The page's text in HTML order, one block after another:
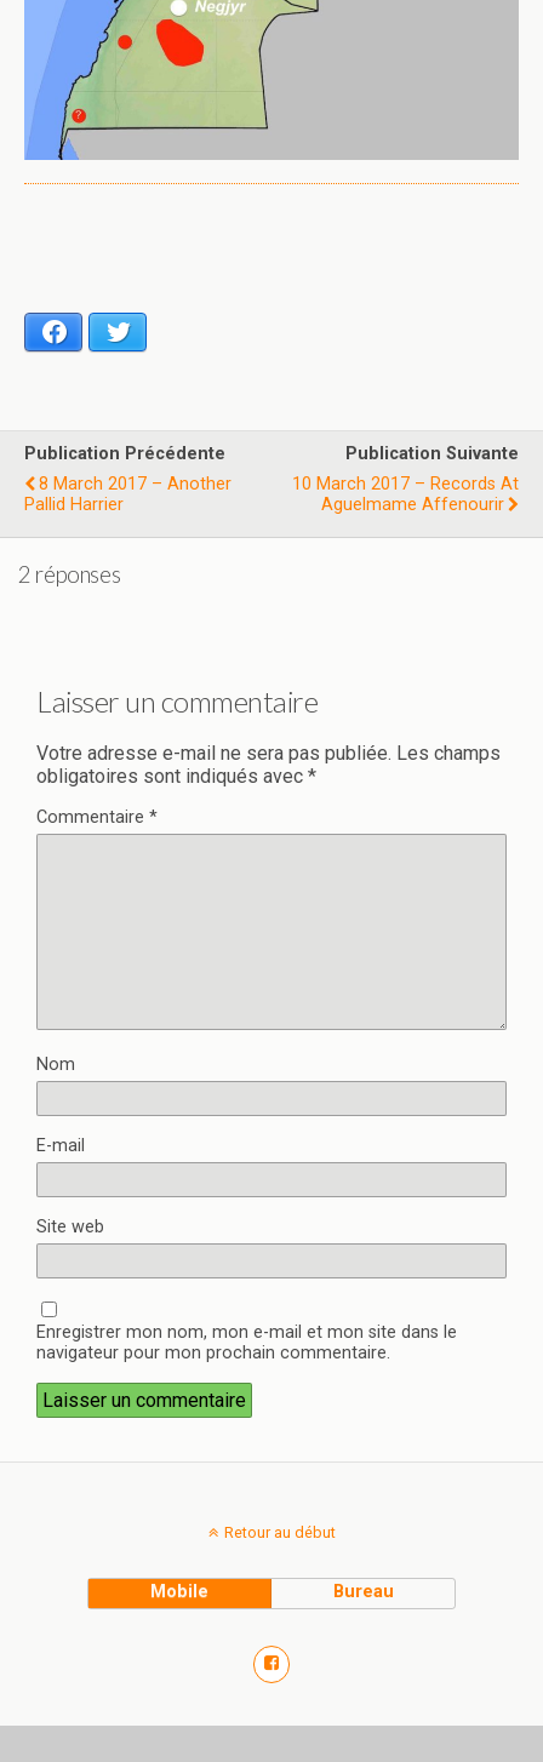
Facebook
Publication Précédente
8 March 2017 – Another
Pallid Harrier
Publication Suivante
10 March 2017 – Records At
Aguelmame Affenourir
2 réponses
Laisser un commentaire
Votre adresse e-mail ne sera pas publiée. Les champs
obligatoires sont indiqués avec *
Commentaire *
Nom
E-mail
Site web
Enregistrer mon nom, mon e-mail et mon site dans le
navigateur pour mon prochain commentaire.
Retour au début
Mobile Bureau